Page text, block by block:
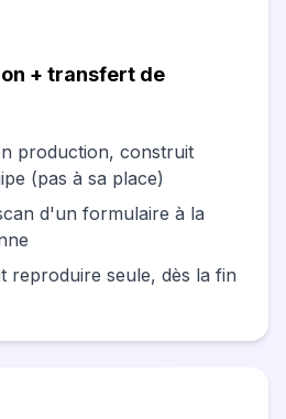
+ transfert de
production, construit
(pas à sa place)
d'un formulaire à la
reproduire seule, dès la fin